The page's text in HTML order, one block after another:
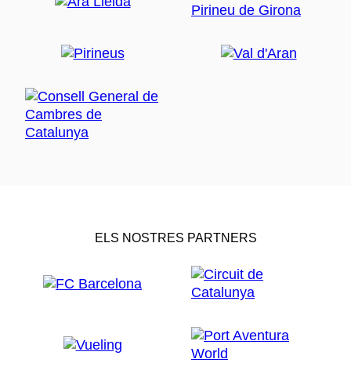
ELS NOSTRES PARTNERS